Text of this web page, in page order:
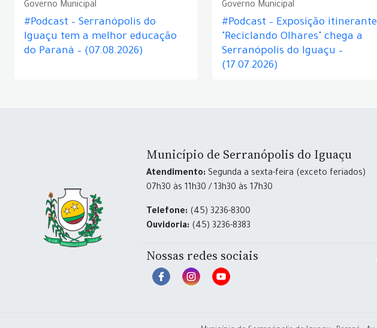
Governo Municipal
#Podcast – Serranópolis do
Iguaçu tem a melhor educação
do Paraná – (07.08.2026)
Governo Municipal
#Podcast – Exposição itinerante
"Reciclando Olhares" chega a
Serranópolis do Iguaçu –
(17.07.2026)
Município de Serranópolis do Iguaçu
Atendimento: Segunda a sexta-feira (exceto feriados)
07h30 às 11h30 / 13h30 às 17h30
Telefone: (45) 3236-8300
Ouvidoria: (45) 3236-8383
Nossas redes sociais